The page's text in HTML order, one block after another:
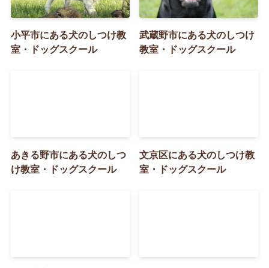
小平市にある犬のしつけ教
室・ドッグスクール
武蔵野市にある犬のしつけ
教室・ドッグスクール
あきる野市にある犬のしつ
け教室・ドッグスクール
文京区にある犬のしつけ教
室・ドッグスクール